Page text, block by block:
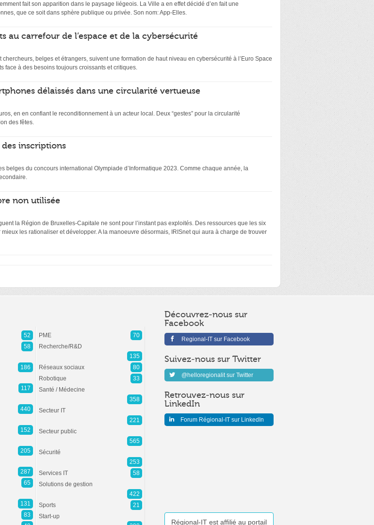
fait son apparition dans le paysage liégeois. La Ville a en effet décidé d’en fait une
que ce soit dans sphère publique ou privée. Son nom: App-Elles.
au carrefour de l’espace et de la cybersécurité
belges et étrangers, suivent une formation de haut niveau en cybersécurité à l’Euro Space
face à des besoins toujours croissants et critiques.
délaissés dans une circularité vertueuse
en en confiant le reconditionnement à un acteur local. Deux “gestes” pour la circularité
des fêtes.
inscriptions
belges du concours international Olympiade d’Informatique 2023. Comme chaque année, la
non utilisée
la Région de Bruxelles-Capitale ne sont pour l’instant pas exploités. Des ressources que les six
les rationaliser et développer. A la manoeuvre désormais, IRISnet qui aura à charge de trouver
Découvrez-nous sur
Facebook
Regional-IT sur Facebook
Suivez-nous sur Twitter
@helloregionalit sur Twitter
Retrouvez-nous sur
LinkedIn
Forum Régional-IT sur LinkedIn
Régional-IT est affilié au portail
52
58
186
117
440
152
205
287
65
131
83
PME
70
Recherche/R&D
135
Réseaux sociaux
80
Robotique
33
Santé / Médecine
358
Secteur IT
221
Secteur public
565
Sécurité
253
Services IT
58
Solutions de gestion
422
Sports
21
Start-up